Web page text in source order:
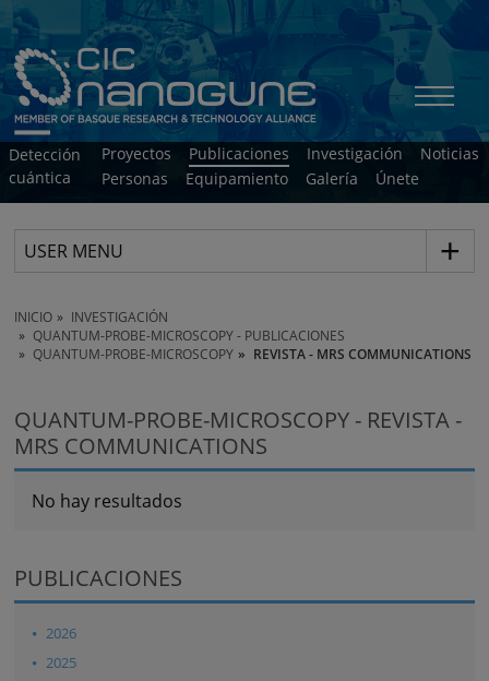
Detección
cuántica
Proyectos Publicaciones Investigación
Noticias
Personas
Equipamiento Galería Únete
USER MENU
INICIO
INVESTIGACIÓN
QUANTUM-PROBE-MICROSCOPY - PUBLICACIONES
QUANTUM-PROBE-MICROSCOPY
REVISTA - MRS COMMUNICATIONS
QUANTUM-PROBE-MICROSCOPY - REVISTA -
MRS COMMUNICATIONS
No hay resultados
PUBLICACIONES
2026
2025